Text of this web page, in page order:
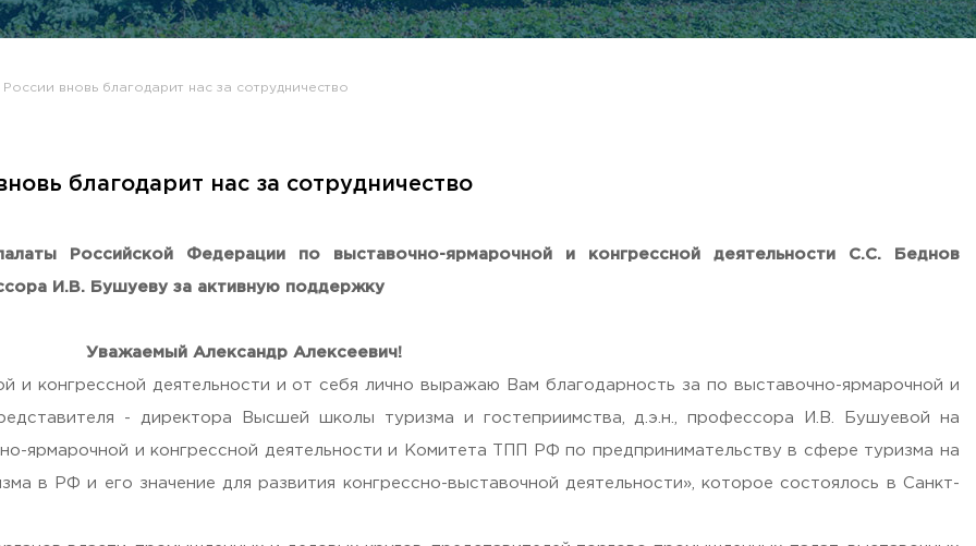
– Сервису»
вновь благодарит нас за сотрудничество
благодарит нас за сотрудничество
Российской Федерации по выставочно-ярмарочной и конгрессной деятельности С.С. Беднов
И.В. Бушуеву за активную поддержку
Уважаемый Александр Алексеевич!
конгрессной деятельности и от себя лично выражаю Вам благодарность за по выставочно-ярмарочной и
- директора Высшей школы туризма и гостеприимства, д.э.н., профессора И.В. Бушуевой на
ярмарочной и конгрессной деятельности и Комитета ТПП РФ по предпринимательству в сфере туризма на
в РФ и его значение для развития конгрессно-выставочной деятельности», которое состоялось в Санкт-